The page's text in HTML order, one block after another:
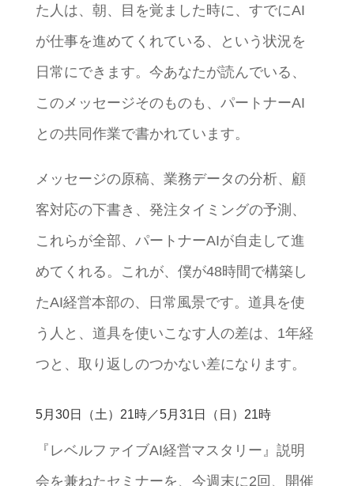
た人は、朝、目を覚ました時に、すでにAI
が仕事を進めてくれている、という状況を
日常にできます。今あなたが読んでいる、
このメッセージそのものも、パートナーAI
との共同作業で書かれています。
メッセージの原稿、業務データの分析、顧
客対応の下書き、発注タイミングの予測、
これらが全部、パートナーAIが自走して進
めてくれる。これが、僕が48時間で構築し
たAI経営本部の、日常風景です。道具を使
う人と、道具を使いこなす人の差は、1年経
つと、取り返しのつかない差になります。
5月30日（土）21時／5月31日（日）21時
『レベルファイブAI経営マスタリー』説明
会を兼ねたセミナーを、今週末に2回、開催